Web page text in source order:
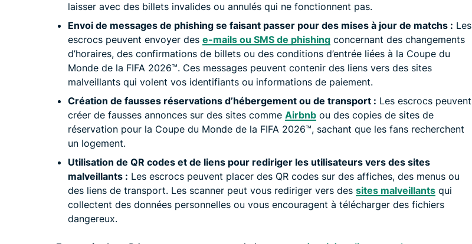
laisser avec des billets invalides ou annulés qui ne fonctionnent pas.
Envoi de messages de phishing se faisant passer pour des mises à jour de matchs : Les
escrocs peuvent envoyer des e-mails ou SMS de phishing concernant des changements
d’horaires, des confirmations de billets ou des conditions d’entrée liées à la Coupe du
Monde de la FIFA 2026™️. Ces messages peuvent contenir des liens vers des sites
malveillants qui volent vos identifiants ou informations de paiement.
Création de fausses réservations d’hébergement ou de transport : Les escrocs peuvent
créer de fausses annonces sur des sites comme Airbnb ou des copies de sites de
réservation pour la Coupe du Monde de la FIFA 2026™️, sachant que les fans recherchent
un logement.
Utilisation de QR codes et de liens pour rediriger les utilisateurs vers des sites
malveillants : Les escrocs peuvent placer des QR codes sur des affiches, des menus ou
des liens de transport. Les scanner peut vous rediriger vers des sites malveillants qui
collectent des données personnelles ou vous encouragent à télécharger des fichiers
dangereux.